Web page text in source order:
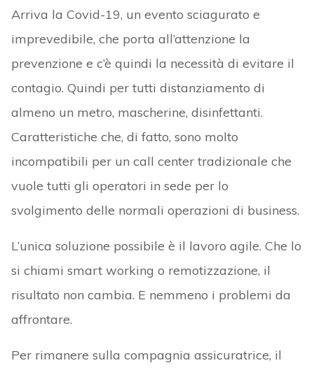
Arriva la Covid-19, un evento sciagurato e
imprevedibile, che porta all’attenzione la
prevenzione e c’è quindi la necessità di evitare il
contagio. Quindi per tutti distanziamento di
almeno un metro, mascherine, disinfettanti.
Caratteristiche che, di fatto, sono molto
incompatibili per un call center tradizionale che
vuole tutti gli operatori in sede per lo
svolgimento delle normali operazioni di business.
L’unica soluzione possibile è il lavoro agile. Che lo
si chiami smart working o remotizzazione, il
risultato non cambia. E nemmeno i problemi da
affrontare.
Per rimanere sulla compagnia assicuratrice, il